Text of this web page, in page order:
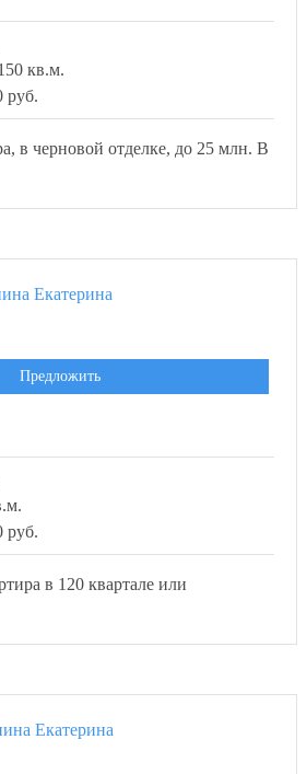
кв.м.
руб.
в черновой отделке, до 25 млн. В
Екатерина
Предложить
руб.
в 120 квартале или
Екатерина